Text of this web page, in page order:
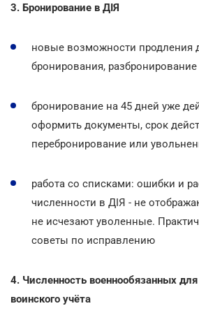
3. Бронирование в ДІЯ
новые возможности продления
бронирования, разбронирование
бронирование на 45 дней уже
оформить документы, срок
перебронирование или
работа со списками: ошибки и
численности в ДІЯ - не
не исчезают уволенные.
советы по исправлению
4. Численность военнообязанных
воинского учёта